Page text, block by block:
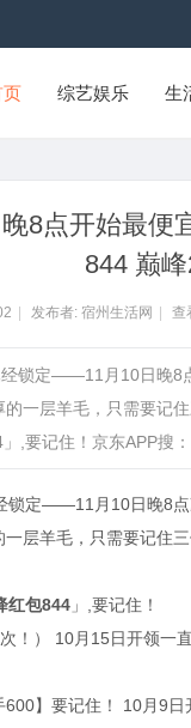
页 综艺娱乐 生
8点开始最
844 巅
发布者: 宿州生活网 查
锁定——11月10日晚8
一层羊毛，只需要记
,要记住！京东APP搜
定——11月10日晚8点
层羊毛，只需要记住
红包844 」,要记住！
次！） 10月15日开领
】要记住！ 10月9日